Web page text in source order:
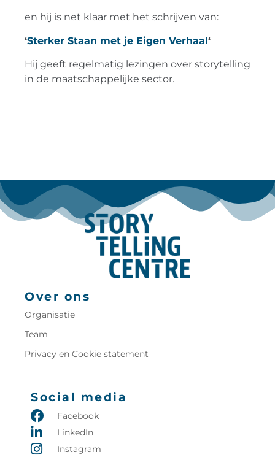
en hij is net klaar met het schrijven van:
‘Sterker Staan met je Eigen Verhaal‘
Hij geeft regelmatig lezingen over storytelling
in de maatschappelijke sector.
Over ons
Organisatie
Team
Privacy en Cookie statement
Social media
Facebook
LinkedIn
Instagram